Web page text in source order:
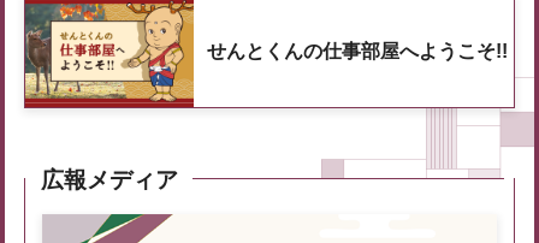
せんとくんの仕事部屋へようこそ!!
広報メディア